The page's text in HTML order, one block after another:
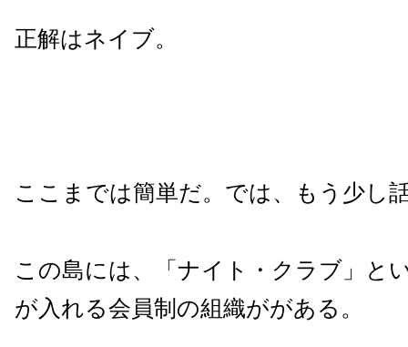
正解はネイブ。
ここまでは簡単だ。では、もう少し
この島には、「ナイト・クラブ」と
が入れる会員制の組織ががある。